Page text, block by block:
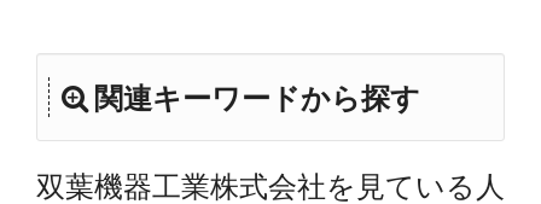
関連キーワードから探す
双葉機器工業株式会社を見ている人